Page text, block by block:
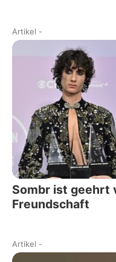
Artikel -
Sombr ist geehrt
Freundschaft
Artikel -